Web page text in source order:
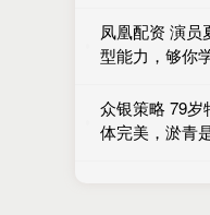
凤凰配资 演员
型能力，够你
众银策略 79
体完美，淤青